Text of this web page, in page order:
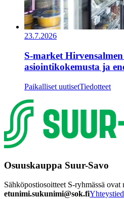
23.7.2026
S-market
asiointikokemusta ja
Paikalliset uutisetTiedotteet
Osuuskauppa Suur-Savo
Sähköpostiosoitteet S-ryhmässä ovat
etunimi.sukunimi@sok.fi